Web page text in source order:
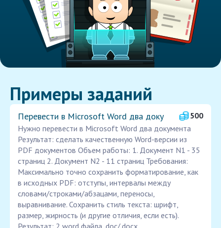
Примеры заданий
Перевести в Microsoft Word два доку
500
Нужно перевести в Microsoft Word два документа
Результат: сделать качественную Word-версии из
PDF документов Объем работы: 1. Документ N1 - 35
страниц 2. Документ N2 - 11 страниц Требования:
Максимально точно сохранить форматирование, как
в исходных PDF: отступы, интервалы между
словами/строками/абзацами, переносы,
выравнивание. Сохранить стиль текста: шрифт,
размер, жирность (и другие отличия, если есть).